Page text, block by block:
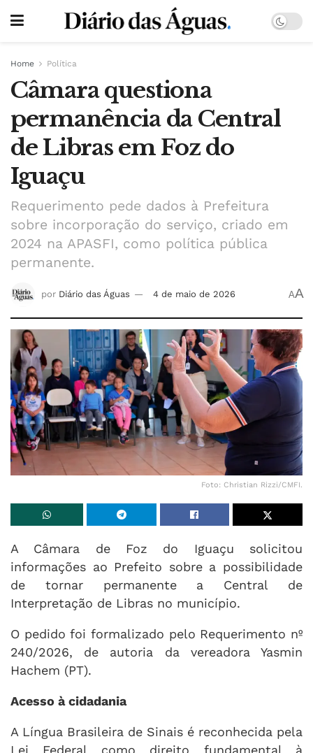
Home Política
Câmara questiona
permanência da Central
de Libras em Foz do
Iguaçu
Requerimento pede dados à Prefeitura
sobre incorporação do serviço, criado em
2024 na APASFI, como política pública
permanente.
por Diário das Águas 4 de maio de 2026 AA
Foto: Christian Rizzi/CMFI.
A Câmara de Foz do Iguaçu solicitou
informações ao Prefeito sobre a possibilidade
de tornar permanente a Central de
Interpretação de Libras no município.
O pedido foi formalizado pelo Requerimento nº
240/2026, de autoria da vereadora Yasmin
Hachem (PT).
Acesso à cidadania
A Língua Brasileira de Sinais é reconhecida pela
Lei Federal como direito fundamental à